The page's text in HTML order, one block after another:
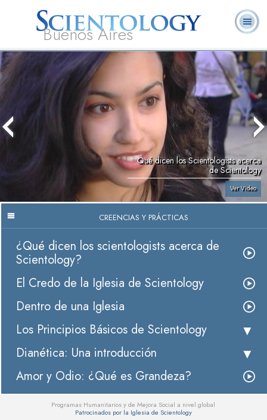
Buenos Aires
L. Ronald
¿Qué es
Scientology?
Ministros
Voluntarios
Preguntas
Frecuentes
Libros
Qué dicen los Scientologists acerca
de Scientology
Ver Video
CREENCIAS Y PRÁCTICAS
¿Qué dicen los scientologists acerca de
Scientology?
El Credo de la Iglesia de Scientology
Dentro de una Iglesia
Los Principios Básicos de Scientology
Dianética: Una introducción
Amor y Odio: ¿Qué es Grandeza?
Programas Humanitarios y de Mejora Social a nivel global
Patrocinados por la Iglesia de Scientology